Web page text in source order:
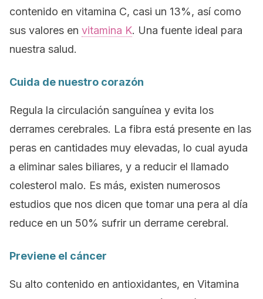
contenido en vitamina C, casi un 13%, así como
sus valores en vitamina K. Una fuente ideal para
nuestra salud.
Cuida de nuestro corazón
Regula la circulación sanguínea y evita los
derrames cerebrales. La fibra está presente en las
peras en cantidades muy elevadas, lo cual ayuda
a eliminar sales biliares, y a reducir el llamado
colesterol malo. Es más, existen numerosos
estudios que nos dicen que tomar una pera al día
reduce en un 50% sufrir un derrame cerebral.
Previene el cáncer
Su alto contenido en antioxidantes, en Vitamina